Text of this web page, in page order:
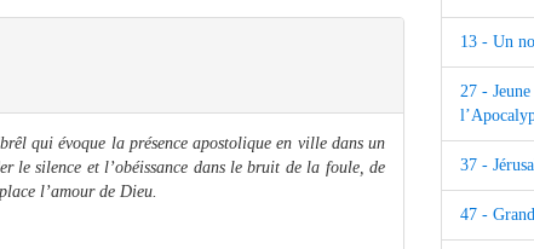
qui évoque la présence apostolique en ville dans un
le silence et l’obéissance dans le bruit de la foule, de
l’amour de Dieu.
13 - Un
27 -
37 -
47 -